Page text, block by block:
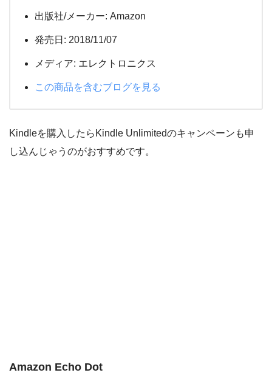
出版社/メーカー: Amazon
発売日: 2018/11/07
メディア: エレクトロニクス
この商品を含むブログを見る
Kindleを購入したらKindle Unlimitedのキャンペーンも申
し込んじゃうのがおすすめです。
Amazon Echo Dot